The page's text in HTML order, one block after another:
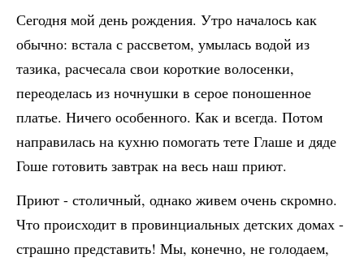
Сегодня мой день рождения. Утро началось как
обычно: встала с рассветом, умылась водой из
тазика, расчесала свои короткие волосенки,
переоделась из ночнушки в серое поношенное
платье. Ничего особенного. Как и всегда. Потом
направилась на кухню помогать тете Глаше и дяде
Гоше готовить завтрак на весь наш приют.
Приют - столичный, однако живем очень скромно.
Что происходит в провинциальных детских домах -
страшно представить! Мы, конечно, не голодаем,